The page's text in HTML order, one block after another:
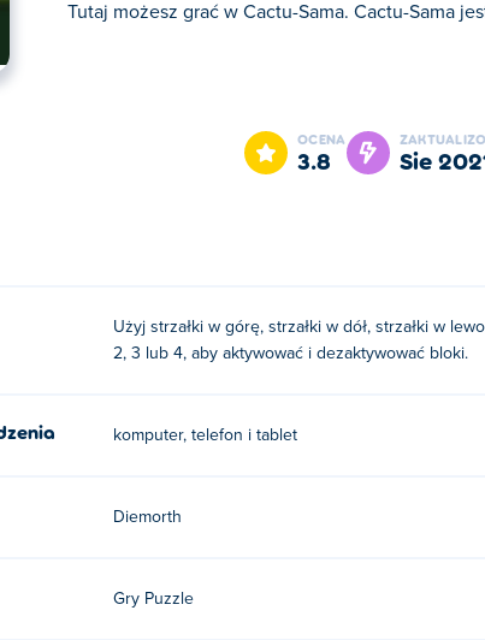
Tutaj możesz grać w Cactu-Sama. Cactu-Sama
Cactu-Sama jest jedną z naszych ulubionych gier w
OCENA
3.8 sie
Użyj strzałki w górę, strzałki w dół, strzałki w
2, 3 lub 4, aby aktywować i dezaktywować bloki.
komputer, telefon i tablet
Diemorth
Gry Puzzle